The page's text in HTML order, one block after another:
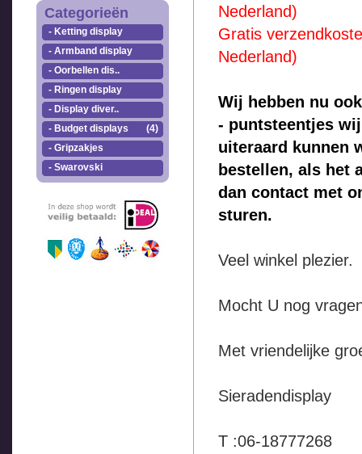
Categorieën
- Ketting display
- Armband display
- Oorbellen dis..
- Ringen display
- Display diver..
- Budget displays
(4)
- Gripzakjes
- Swarovski
Nederland)
Gratis
Nederland)
Wij hebben nu
- puntsteentjes
uiteraard kunnen
bestellen, als het
dan contact met
sturen.
Veel winkel plezier.
Mocht U nog
Met vriendelijke
Sieradendisplay
T :06-18777268